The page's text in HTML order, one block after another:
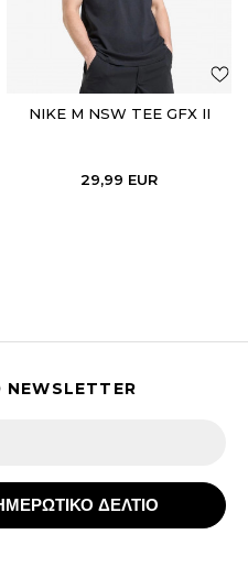
NIKE M NSW TEE GFX II
29,99 EUR
ΔΕΛΤΙΟ